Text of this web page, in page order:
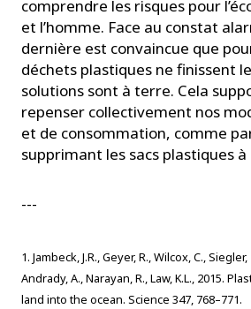
comprendre les risques pour
et l’homme. Face au constat
dernière est convaincue que
déchets plastiques ne finissent
solutions sont à terre. Cela
repenser collectivement nos
et de consommation, comme
supprimant les sacs plastiques à
---
1. Jambeck, J.R., Geyer, R., Wilcox, C.,
Andrady, A., Narayan, R., Law, K.L., 2015.
land into the ocean. Science 347, 768–771.